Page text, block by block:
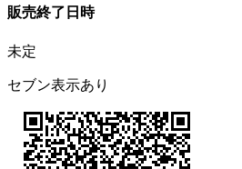
販売終了日時
未定
セブン表示あり